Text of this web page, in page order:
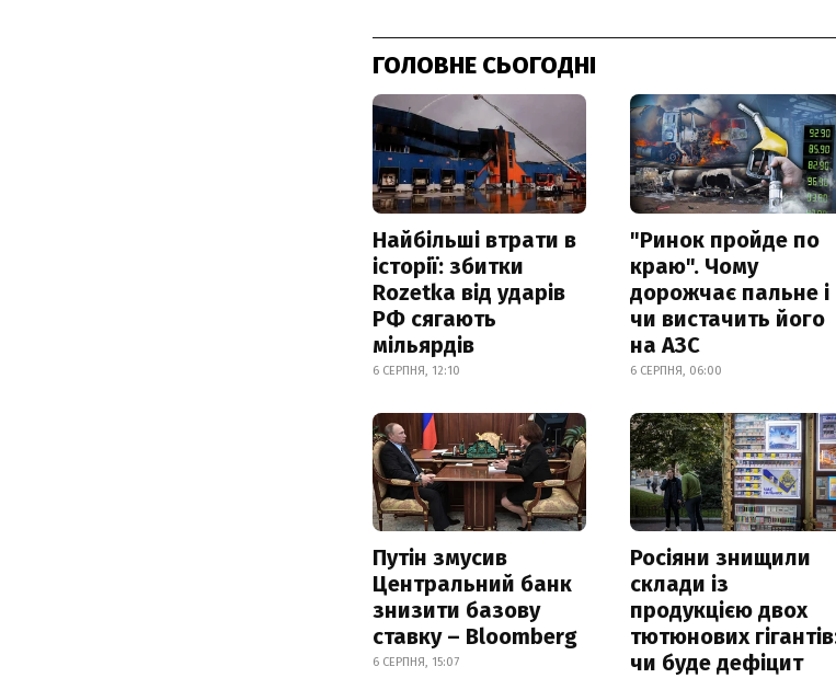
ГОЛОВНЕ СЬОГОДНІ
Найбільші втрати в
історії: збитки
Rozetka від ударів
РФ сягають
мільярдів
6 СЕРПНЯ, 12:10
"Ринок пройде по
краю". Чому
дорожчає пальне і
чи вистачить його
на АЗС
6 СЕРПНЯ, 06:00
Путін змусив
Центральний банк
знизити базову
ставку – Bloomberg
6 СЕРПНЯ, 15:07
Росіяни знищили
склади із
продукцією двох
тютюнових
чи буде дефіцит